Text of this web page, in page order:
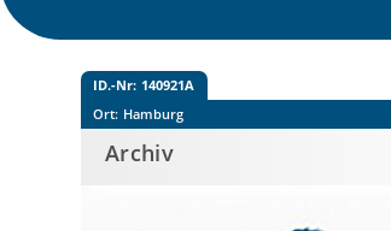
ID.-Nr: 140921A
Ort: Hamburg
Archiv